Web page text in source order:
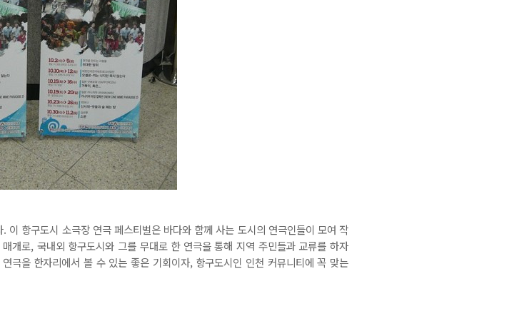
항구도시 소극장 연극 페스티벌은 바다와 함께 사는 도시의 연극인들이 모여 작
개로, 국내외 항구도시와 그를 무대로 한 연극을 통해 지역 주민들과 교류를 하자
극을 한자리에서 볼 수 있는 좋은 기회이자, 항구도시인 인천 커뮤니티에 꼭 맞는